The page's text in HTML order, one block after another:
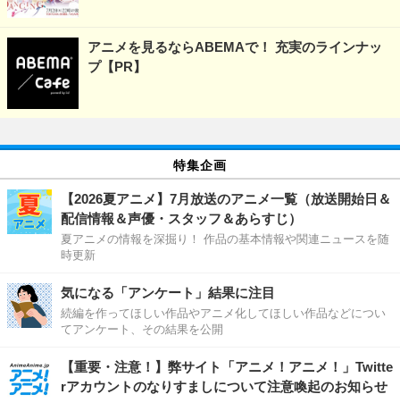
アニメを見るならABEMAで！ 充実のラインナッ
プ【PR】
特集企画
【2026夏アニメ】7月放送のアニメ一覧（放送開始日＆
配信情報＆声優・スタッフ＆あらすじ）
夏アニメの情報を深掘り！ 作品の基本情報や関連ニュースを随
時更新
気になる「アンケート」結果に注目
続編を作ってほしい作品やアニメ化してほしい作品などについ
てアンケート、その結果を公開
【重要・注意！】弊サイト「アニメ！アニメ！」Twitte
rアカウントのなりすましについて注意喚起のお知らせ